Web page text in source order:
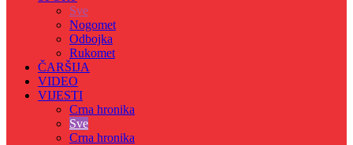
Sve
Nogomet
Odbojka
Rukomet
ČARŠIJA
VIDEO
VIJESTI
Crna hronika
Sve
Crna hronika